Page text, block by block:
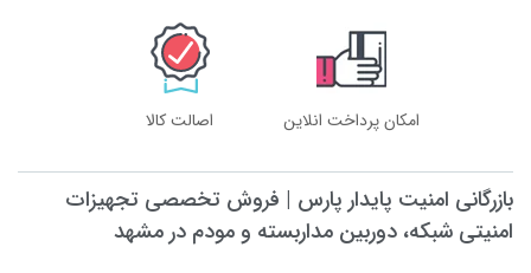
انعطاف‌پذیری در موقعیت‌دهیدوربین‌های بی‌سیم می‌توانند در
هر جایی که سیگنال وای‌فای موجود است قرار گیرند. این
انعطاف‌پذیری به شما اجازه می‌دهد تا مکان‌های بهینه‌تری
برای نظارت پیدا کنید.
جابجایی و تغییر موقعیت دوربین‌های بی‌سیم بسیار ساده
است. اگر تصمیم به جابجایی دارید یا نیاز به تغییر مکان
دوربین‌ها دارید، این ویژگی بسیار مفید خواهد بود.
امکان پرداخت انلاین اصالت کالا
بازرگانی امنیت پایدار پارس | فروش تخصصی تجهیزات
امنیتی شبکه، دوربین مداربسته و مودم در مشهد